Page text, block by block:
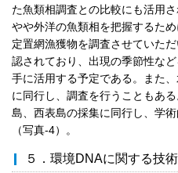
た魚類相調査との比較にも活用さ
やや外洋の魚類相を把握するた
定置網漁獲物を調査させていた
認されており、出現の季節性な
手に活用する予定である。また
に同行し、調査を行うこともあ
島、西表島の採集に同行し、学
（写真-4）。
５．環境DNAに関する技